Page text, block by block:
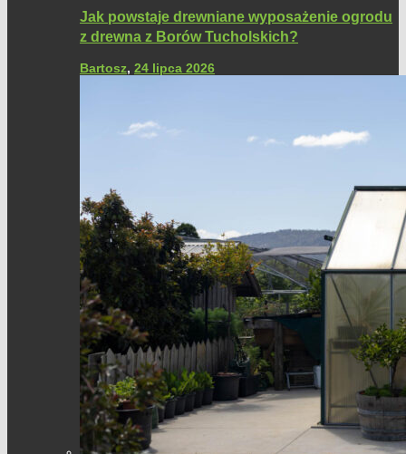
Jak powstaje drewniane wyposażenie ogrodu
z drewna z Borów Tucholskich?
Bartosz, 24 lipca 2026